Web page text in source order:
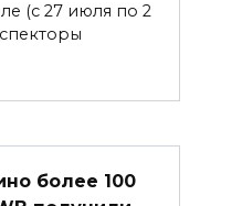
(с 27 июля по 2
более 100